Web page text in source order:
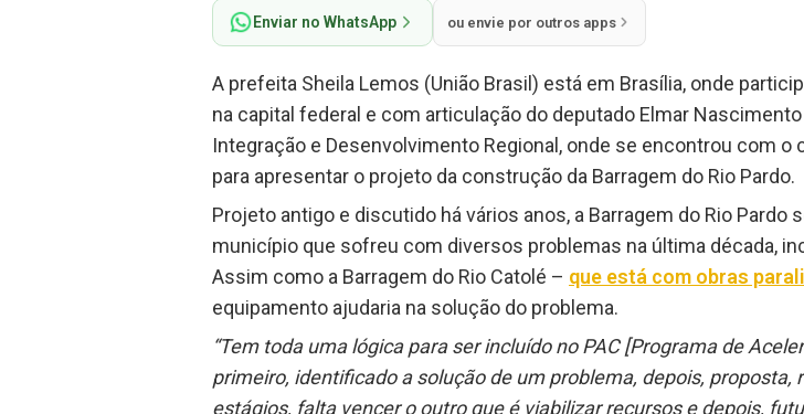
Enviar no WhatsApp ou envie por outros apps
A prefeita Sheila Lemos (União Brasil) está em Brasília, onde
na capital federal e com articulação do deputado Elmar
Integração e Desenvolvimento Regional, onde se encontrou com
para apresentar o projeto da construção da Barragem do Rio Pardo.
Projeto antigo e discutido há vários anos, a Barragem do Rio
município que sofreu com diversos problemas na última década,
Assim como a Barragem do Rio Catolé – que está com obras
equipamento ajudaria na solução do problema.
“Tem toda uma lógica para ser incluído no PAC [Programa de
primeiro, identificado a solução de um problema, depois,
estágios, falta vencer o outro que é viabilizar recursos e depois,